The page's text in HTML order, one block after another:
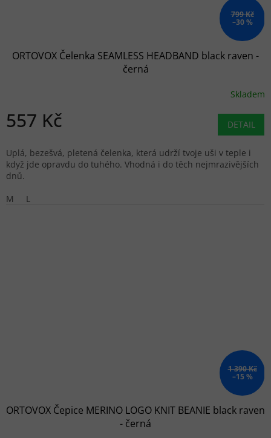
799 Kč
–30 %
ORTOVOX Čelenka SEAMLESS HEADBAND black raven -
černá
Skladem
557 Kč DETAIL
Uplá, bezešvá, pletená čelenka, která udrží tvoje uši v teple i
když jde opravdu do tuhého. Vhodná i do těch nejmrazivějších
dnů.
M
L
1 390 Kč
–15 %
ORTOVOX Čepice MERINO LOGO KNIT BEANIE black raven
- černá